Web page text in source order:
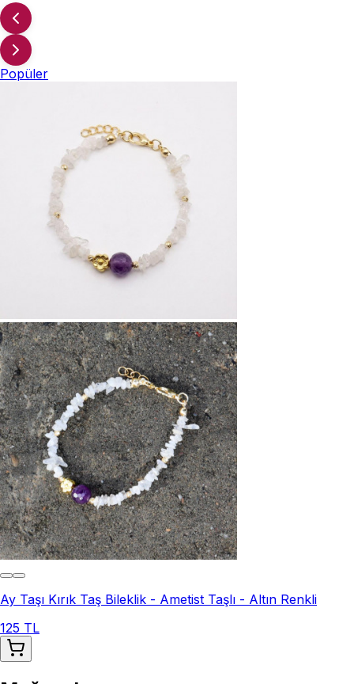
Popüler
Ay Taşı Kırık Taş Bileklik - Ametist Taşlı - Altın Renkli
125 TL